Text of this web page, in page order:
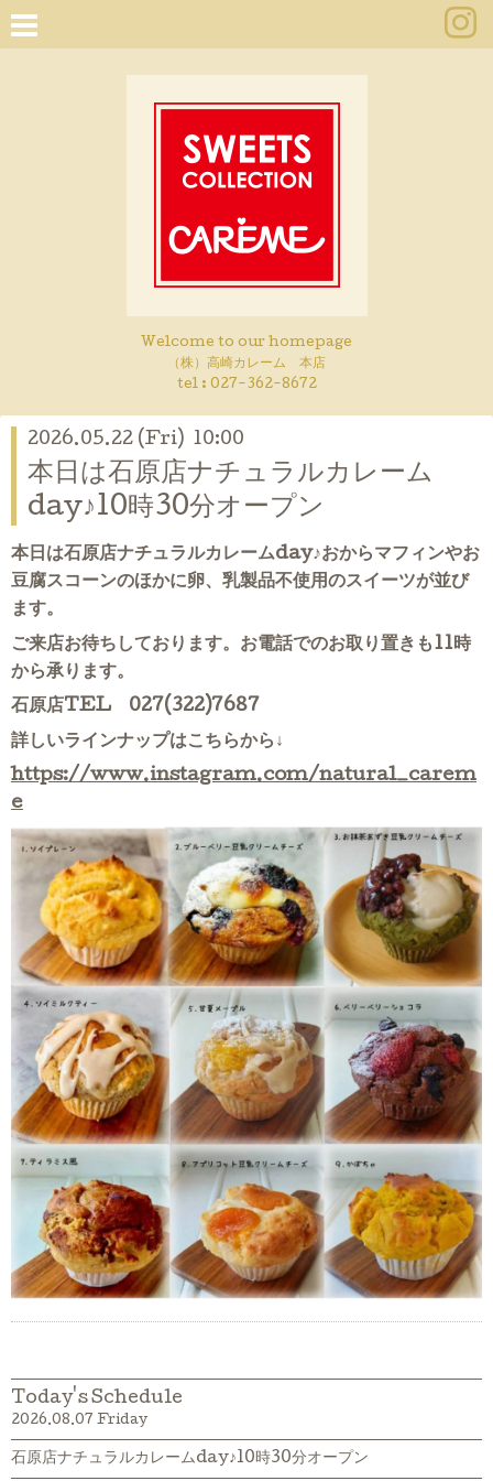
Welcome to our homepage
（株）高崎カレーム 本店
tel : 027-362-8672
2026.05.22 (Fri) 10:00
本日は石原店ナチュラルカレーム
day♪10時30分オープン
本日は石原店ナチュラルカレームday♪おからマフィンやお
豆腐スコーンのほかに卵、乳製品不使用のスイーツが並び
ます。
ご来店お待ちしております。お電話でのお取り置きも11時
から承ります。
石原店TEL 027(322)7687
詳しいラインナップはこちらから↓
https://www.instagram.com/natural_carem
e
Today's Schedule
2026.08.07 Friday
石原店ナチュラルカレームday♪10時30分オープン